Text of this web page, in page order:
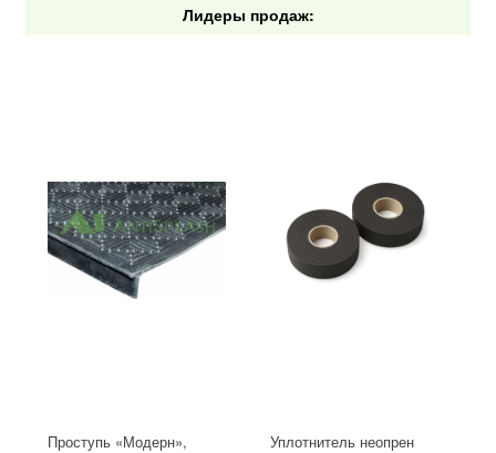
Лидеры продаж:
Проступь «Модерн»,
Уплотнитель неопрен